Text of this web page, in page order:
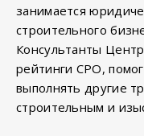
занимается
строительного
Консультанты
рейтинги СРО,
выполнять другие
строительным и